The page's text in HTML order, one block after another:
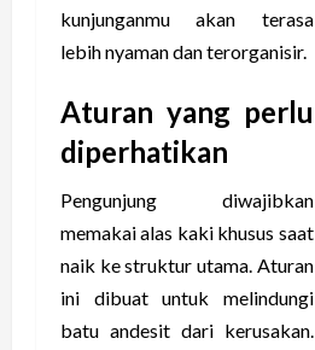
kunjunganmu akan terasa
lebih nyaman dan terorganisir.
Aturan yang perlu
diperhatikan
Pengunjung diwajibkan
memakai alas kaki khusus saat
naik ke struktur utama. Aturan
ini dibuat untuk melindungi
batu andesit dari kerusakan.